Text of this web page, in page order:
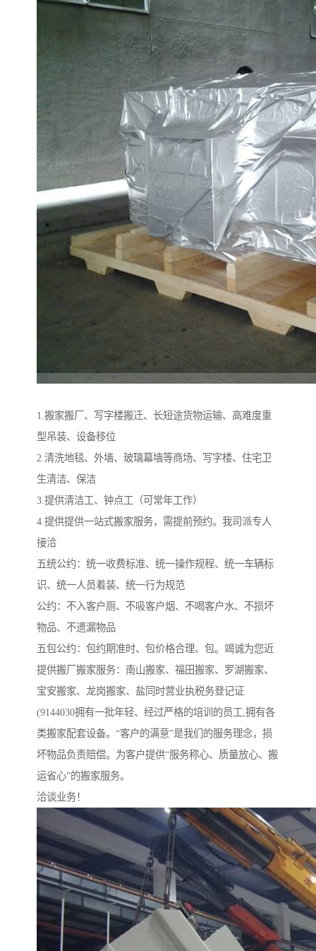
1.搬家搬厂、写字楼搬迁、长短途货物运输、高难度重
型吊装、设备移位
2.清洗地毯、外墙、玻璃幕墙等商场、写字楼、住宅卫
生清洁、保洁
3.提供清洁工、钟点工（可常年工作）
4.提供提供一站式搬家服务，需提前预约。我司派专人
接洽
五统公约：统一收费标准、统一操作规程、统一车辆标
识、统一人员着装、统一行为规范
公约：不入客户厕、不吸客户烟、不喝客户水、不损坏
物品、不遗漏物品
五包公约：包约期准时、包价格合理、包。竭诚为您近
提供搬厂搬家服务：南山搬家、福田搬家、罗湖搬家、
宝安搬家、龙岗搬家、盐同时营业执税务登记证
(9144030拥有一批年轻、经过严格的培训的员工,拥有各
类搬家配套设备。“客户的满意”是我们的服务理念，损
坏物品负责赔偿。为客户提供“服务称心、质量放心、搬
运省心”的搬家服务。
洽谈业务！